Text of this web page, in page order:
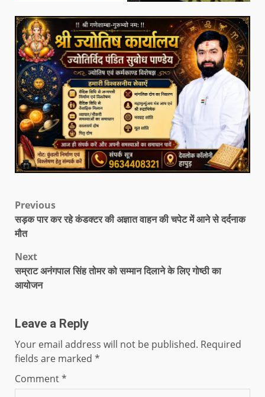
Previous
सड़क पार कर रहे कंडक्टर की अज्ञात वाहन की चपेट में आने से दर्दनाक
मौत
Next
सम्राट अनंगपाल सिंह तोमर को सम्मान दिलाने के लिए गोष्ठी का
आयोजन
Leave a Reply
Your email address will not be published. Required
fields are marked *
Comment*